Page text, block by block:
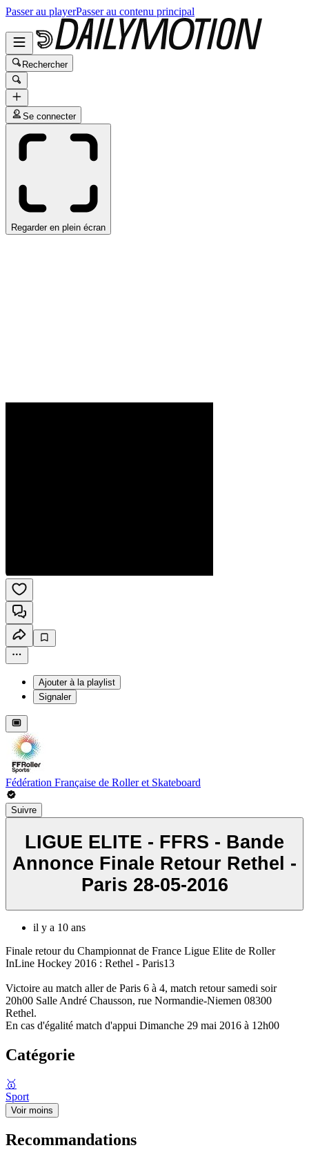
Passer au playerPasser au contenu principal
Rechercher
Se connecter
Regarder en plein écran
Ajouter à la playlist
Signaler
Fédération Française de Roller et Skateboard
Suivre
LIGUE ELITE - FFRS - Bande
Annonce Finale Retour Rethel -
Paris 28-05-2016
il y a 10 ans
Finale retour du Championnat de France Ligue Elite de Roller
InLine Hockey 2016 : Rethel - Paris13
Victoire au match aller de Paris 6 à 4, match retour samedi soir
20h00 Salle André Chausson, rue Normandie-Niemen 08300
Rethel.
En cas d'égalité match d'appui Dimanche 29 mai 2016 à 12h00
Catégorie
🥇
Sport
Voir moins
Recommandations